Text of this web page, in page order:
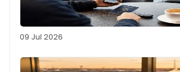
09 Jul 2026